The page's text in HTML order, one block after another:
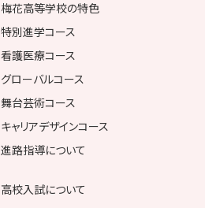
梅花高等学校の特色
特別進学コース
看護医療コース
グローバルコース
舞台芸術コース
キャリアデザインコース
進路指導について
高校入試について